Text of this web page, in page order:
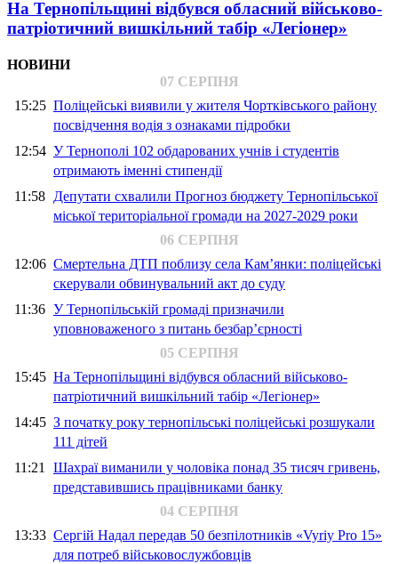
На Тернопільщині відбувся обласний військово-
патріотичний вишкільний табір «Легіонер»
НОВИНИ
07 СЕРПНЯ
15:25 Поліцейські виявили у жителя Чортківського району
посвідчення водія з ознаками підробки
12:54 У Тернополі 102 обдарованих учнів і студентів
отримають іменні стипендії
11:58 Депутати схвалили Прогноз бюджету Тернопільської
міської територіальної громади на 2027-2029 роки
06 СЕРПНЯ
12:06 Смертельна ДТП поблизу села Кам’янки: поліцейські
скерували обвинувальний акт до суду
11:36 У Тернопільській громаді призначили
уповноваженого з питань безбар’єрності
05 СЕРПНЯ
15:45 На Тернопільщині відбувся обласний військово-
патріотичний вишкільний табір «Легіонер»
14:45 З початку року тернопільські поліцейські розшукали
111 дітей
11:21 Шахраї виманили у чоловіка понад 35 тисяч гривень,
представившись працівниками банку
04 СЕРПНЯ
13:33 Сергій Надал передав 50 безпілотників «Vyriy Pro 15»
для потреб військовослужбовців